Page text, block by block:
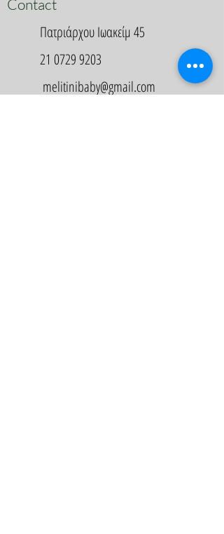
Contact
Πατριάρχου Ιωακείμ 45
21 0729 9203
melitinibaby@gmail.com